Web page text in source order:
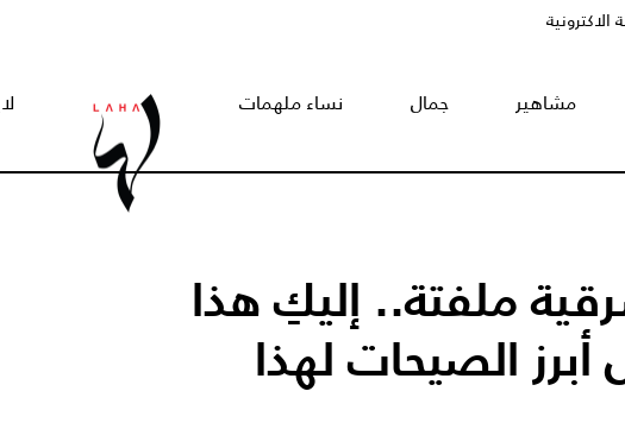
الاكترونية
مشاهير جمال نساء ملهمات
ملفتة.. إليكِ هذا
أبرز الصيحات لهذا